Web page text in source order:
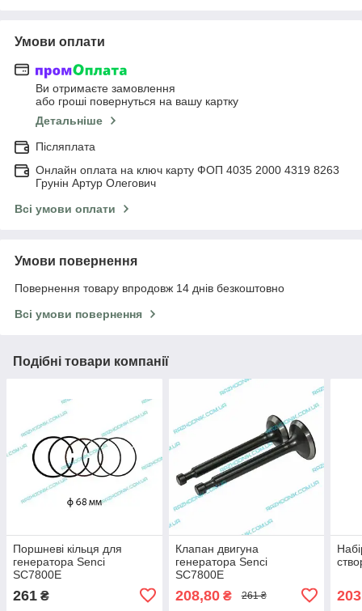
Умови оплати
Ви отримаєте замовлення
або гроші повернуться на вашу картку
Детальніше
Післяплата
Онлайн оплата на ключ карту ФОП 4035 2000 4319 8263
Грунін Артур Олегович
Всі умови оплати
Умови повернення
Повернення товару впродовж 14 днів безкоштовно
Всі умови повернення
Подібні товари компанії
Поршневі кільця для
генератора Senci
SC7800E
261 ₴
Клапан двигуна
генератора Senci
SC7800E
208,80₴ 261 ₴